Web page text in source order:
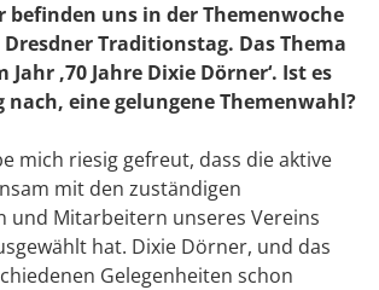
befinden uns in der Themenwoche
Traditionstag. Das Thema
‚70 Jahre Dixie Dörner‘. Ist es
eine gelungene Themenwahl?
mich riesig gefreut, dass die aktive
mit den zuständigen
und Mitarbeitern unseres Vereins
hat. Dixie Dörner, und das
Gelegenheiten schon